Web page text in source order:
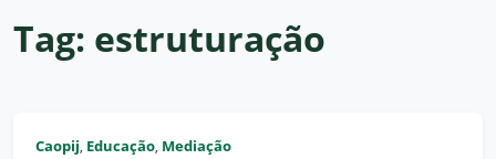
Tag: estruturação
Caopij, Educação, Mediação